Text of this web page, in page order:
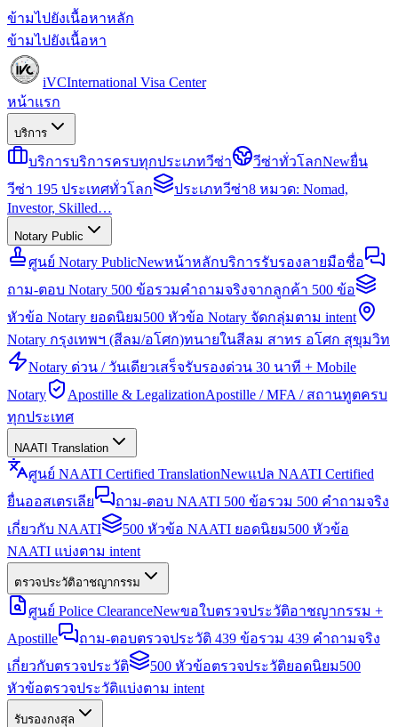
ข้ามไปยังเนื้อหาหลัก
ข้ามไปยังเนื้อหา
iVCInternational Visa Center
หน้าแรก
บริการ
บริการบริการครบทุกประเภทวีซ่า วีซ่าทั่วโลกNewยื่น
วีซ่า 195 ประเทศทั่วโลก
ประเภทวีซ่า8 หมวด: Nomad,
Investor, Skilled…
Notary Public
ศูนย์ Notary PublicNewหน้าหลักบริการรับรองลายมือชื่อ
ถาม-ตอบ Notary 500 ข้อรวมคำถามจริงจากลูกค้า 500 ข้อ
หัวข้อ Notary ยอดนิยม500 หัวข้อ Notary จัดกลุ่มตาม intent
Notary กรุงเทพฯ (สีลม/อโศก)ทนายในสีลม สาทร อโศก สุขุมวิท
Notary ด่วน / วันเดียวเสร็จรับรองด่วน 30 นาที + Mobile
Notary
Apostille & LegalizationApostille / MFA / สถานทูตครบ
ทุกประเทศ
NAATI Translation
ศูนย์ NAATI Certified TranslationNewแปล NAATI Certified
ยื่นออสเตรเลีย
ถาม-ตอบ NAATI 500 ข้อรวม 500 คำถามจริง
เกี่ยวกับ NAATI
500 หัวข้อ NAATI ยอดนิยม500 หัวข้อ
NAATI แบ่งตาม intent
ตรวจประวัติอาชญากรรม
ศูนย์ Police ClearanceNewขอใบตรวจประวัติอาชญากรรม +
Apostille
ถาม-ตอบตรวจประวัติ 439 ข้อรวม 439 คำถามจริง
เกี่ยวกับตรวจประวัติ
500 หัวข้อตรวจประวัติยอดนิยม500
หัวข้อตรวจประวัติแบ่งตาม intent
รับรองกงสุล